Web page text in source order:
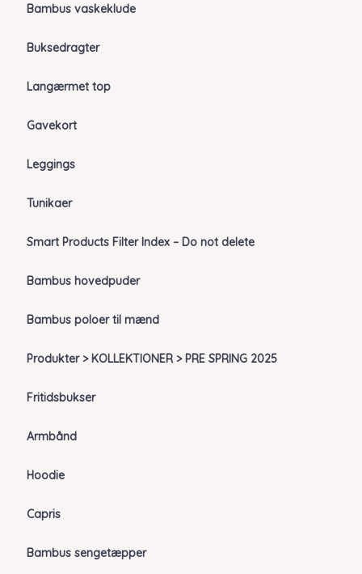
Bambus vaskeklude
Buksedragter
Langærmet top
Gavekort
Leggings
Tunikaer
Smart Products Filter Index – Do not delete
Bambus hovedpuder
Bambus poloer til mænd
Produkter > KOLLEKTIONER > PRE SPRING 2025
Fritidsbukser
Armbånd
Hoodie
Capris
Bambus sengetæpper